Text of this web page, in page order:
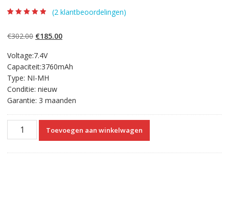
gebaseerd op
klantbeoordelin
(2 klantbeoordelingen)
€302.00 Oorspronkelijke
was:
€302.00.
€185.00Huidige
€185.00.
Voltage:7.4V
Capaciteit:3760mAh
Type: NI-MH
Conditie: nieuw
Garantie: 3 maanden
Accu
Toevoegen aan winkelwagen